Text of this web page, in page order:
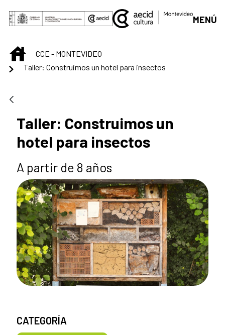
Skip to Main Content
MENÚ
INICIOCCE - MONTEVIDEO
Taller: Construimos un hotel para insectos
Taller: Construimos un
hotel para insectos
A partir de 8 años
CATEGORÍA